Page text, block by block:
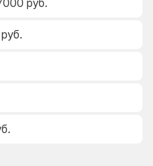
руб.